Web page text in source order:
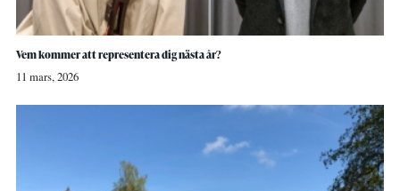
Vem kommer att representera dig nästa år?
11 mars, 2026